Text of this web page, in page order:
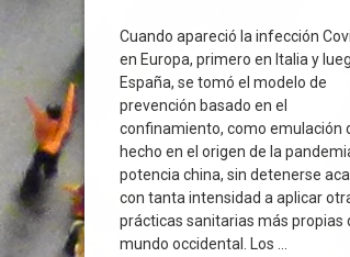
Medio Ambiente
Mercado Mayorista
Mercado Minorista
Modelo Productivo
Mujeres
Naciones Unidas
OPAS
Cuando apareció la infección
en Europa, primero en Italia y
España, se tomó el modelo de
prevención basado en el
confinamiento, como emulación
hecho en el origen de la
potencia china, sin detenerse
con tanta intensidad a aplicar
prácticas sanitarias más propias
mundo occidental. Los …
Desinfección
Desinfectante
Directiva Europea
Distanciamiento Social
Empresas
Epidemiología
Filtro
Franja Horaria